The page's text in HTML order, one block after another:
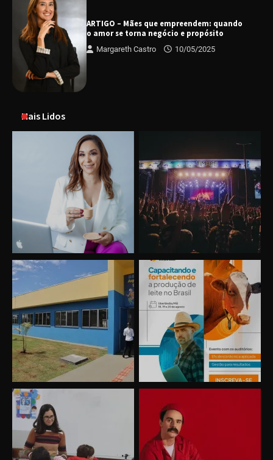
ARTIGO – Mães que empreendem: quando
o amor se torna negócio e propósito
Margareth Castro 10/05/2025
Mais Lidos